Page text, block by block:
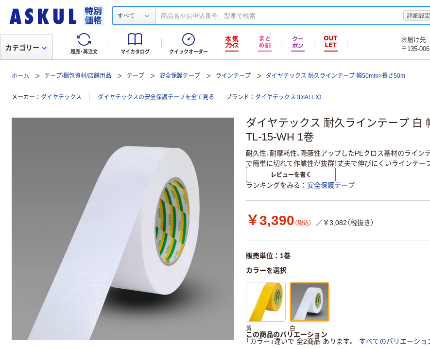
すべて 詳細設定
履歴・再注文 マイカタログ クイックオーダー
お届け先
〒135-
カテゴリー
ホーム テープ/梱包資材/店舗用品 テープ 安全保護テープ ラインテープ ダイヤテックス 耐久ラインテープ 幅50mm×長さ50m
メーカー ダイヤテックス ダイヤテックスの安全保護テープを全て見る ブランド ダイヤテックス（DIATEX）
ダイヤテックス 耐久ラインテープ 白
TL-15-WH 1巻
耐久性、耐摩耗性、隠蔽性アップしたPEクロス基材のライン
で簡単に切れて作業性が抜群！丈夫で伸びにくいラインテー
レビューを書く
ランキングをみる 安全保護テープ
￥3,390 （税込） ／￥3,082（税抜き）
販売単位：1巻
カラーを選択
黄 白
この商品のバリエーション
「カラー」違いで 全2商品 あります。
すべてのバリエーショ